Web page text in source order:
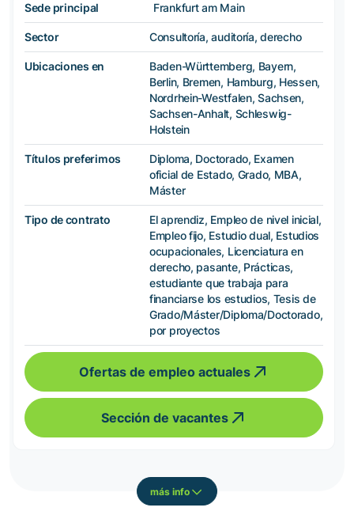
Sede principal Frankfurt am Main
Sector Consultoría, auditoría, derecho
Ubicaciones en
Baden-Württemberg, Bayern,
Berlin, Bremen, Hamburg, Hessen,
Nordrhein-Westfalen, Sachsen,
Sachsen-Anhalt, Schleswig-
Holstein
Títulos preferimos
Diploma, Doctorado, Examen
oficial de Estado, Grado, MBA,
Máster
Tipo de contrato
El aprendiz, Empleo de nivel inicial,
Empleo fijo, Estudio dual, Estudios
ocupacionales, Licenciatura en
derecho, pasante, Prácticas,
estudiante que trabaja para
financiarse los estudios, Tesis de
Grado/Máster/Diploma/Doctorado,
por proyectos
Ofertas de empleo actuales
Sección de vacantes
más info